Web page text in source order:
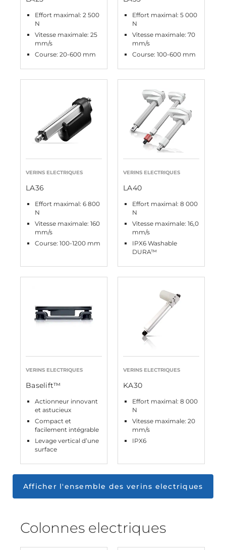
Effort maximal: 2 500
N
Vitesse maximale: 25
mm/s
Course: 20-600 mm
Effort maximal: 5 000
N
Vitesse maximale: 70
mm/s
Course: 100-600 mm
VERINS ELECTRIQUES
LA36
Effort maximal: 6 800
N
Vitesse maximale: 160
mm/s
Course: 100-1200 mm
VERINS ELECTRIQUES
LA40
Effort maximal: 8 000
N
Vitesse maximale: 16,0
mm/s
IPX6 Washable
DURA™
VERINS ELECTRIQUES
Baselift™
Actionneur innovant
et astucieux
Compact et
facilement intégrable
Levage vertical d’une
surface
VERINS ELECTRIQUES
KA30
Effort maximal: 8 000
N
Vitesse maximale: 20
mm/s
IPX6
Afficher l'ensemble des verins electriques
Colonnes electriques